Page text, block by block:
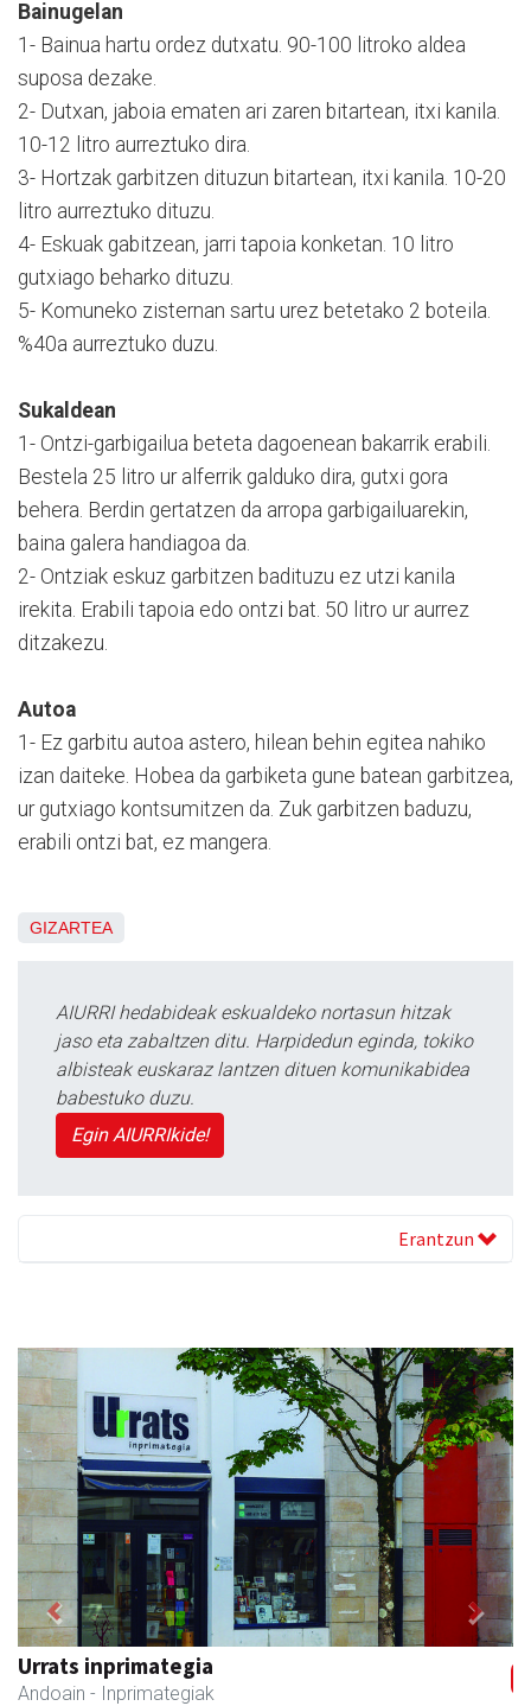
Bainugelan
1- Bainua hartu ordez dutxatu. 90-100 litroko aldea
suposa dezake.
2- Dutxan, jaboia ematen ari zaren bitartean, itxi kanila.
10-12 litro aurreztuko dira.
3- Hortzak garbitzen dituzun bitartean, itxi kanila. 10-20
litro aurreztuko dituzu.
4- Eskuak gabitzean, jarri tapoia konketan. 10 litro
gutxiago beharko dituzu.
5- Komuneko zisternan sartu urez betetako 2 boteila.
%40a aurreztuko duzu.
Sukaldean
1- Ontzi-garbigailua beteta dagoenean bakarrik erabili.
Bestela 25 litro ur alferrik galduko dira, gutxi gora
behera. Berdin gertatzen da arropa garbigailuarekin,
baina galera handiagoa da.
2- Ontziak eskuz garbitzen badituzu ez utzi kanila
irekita. Erabili tapoia edo ontzi bat. 50 litro ur aurrez
ditzakezu.
Autoa
1- Ez garbitu autoa astero, hilean behin egitea nahiko
izan daiteke. Hobea da garbiketa gune batean garbitzea,
ur gutxiago kontsumitzen da. Zuk garbitzen baduzu,
erabili ontzi bat, ez mangera.
GIZARTEA
AIURRI hedabideak eskualdeko nortasun hitzak
jaso eta zabaltzen ditu. Harpidedun eginda, tokiko
albisteak euskaraz lantzen dituen komunikabidea
babestuko duzu.
Egin AIURRIkide!
Erantzun
Urrats inprimategia
Andoain - Inprimategiak
Previous Next